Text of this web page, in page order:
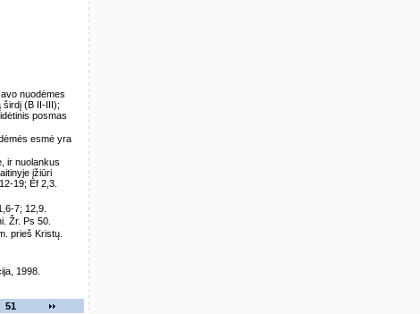
nuodėmes
širdį (B II-III);
posmas
esmė yra
ir nuolankus
įžiūri
19; Ef 2,3.
7; 12,9.
Žr. Ps 50.
prieš Kristų.
1998.
51